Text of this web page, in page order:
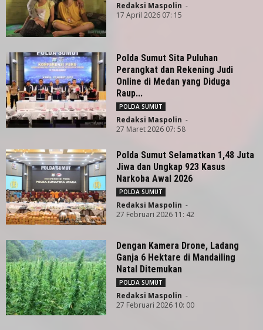
Redaksi Maspolin -
17 April 2026 07: 15
Polda Sumut Sita Puluhan
Perangkat dan Rekening Judi
Online di Medan yang Diduga
Raup...
POLDA SUMUT
Redaksi Maspolin -
27 Maret 2026 07: 58
Polda Sumut Selamatkan 1,48 Juta
Jiwa dan Ungkap 923 Kasus
Narkoba Awal 2026
POLDA SUMUT
Redaksi Maspolin -
27 Februari 2026 11: 42
Dengan Kamera Drone, Ladang
Ganja 6 Hektare di Mandailing
Natal Ditemukan
POLDA SUMUT
Redaksi Maspolin -
27 Februari 2026 10: 00